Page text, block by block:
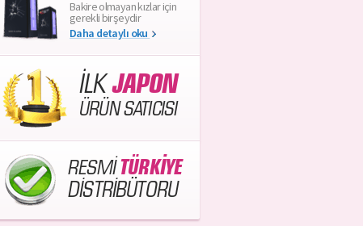
Bakire olmayan kızlar için
gerekli birşeydir
Daha detaylı oku
İLKJAPON
ÜRÜN SATICISI
RESMİ TÜRKİYE
DİSTRİBÜTORU